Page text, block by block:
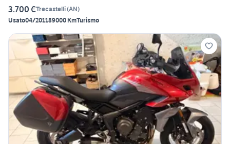
3.700 €Trecastelli(AN)
Usato04/201189000 KmTurismo